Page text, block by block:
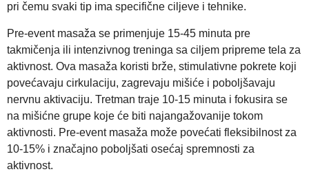
pri čemu svaki tip ima specifične ciljeve i tehnike.
Pre-event masaža se primenjuje 15-45 minuta pre
takmičenja ili intenzivnog treninga sa ciljem pripreme tela za
aktivnost. Ova masaža koristi brže, stimulativne pokrete koji
povećavaju cirkulaciju, zagrevaju mišiće i poboljšavaju
nervnu aktivaciju. Tretman traje 10-15 minuta i fokusira se
na mišićne grupe koje će biti najangažovanije tokom
aktivnosti. Pre-event masaža može povećati fleksibilnost za
10-15% i značajno poboljšati osećaj spremnosti za
aktivnost.